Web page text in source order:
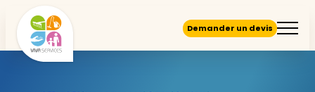
Demander un devis